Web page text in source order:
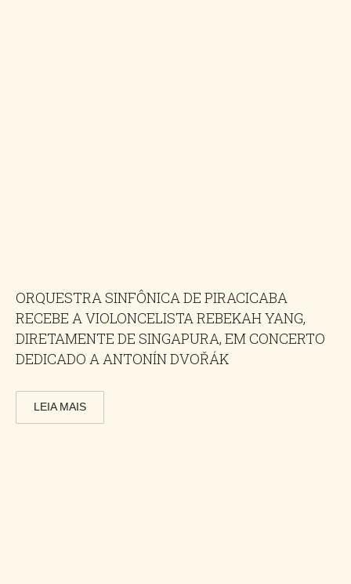
ORQUESTRA SINFÔNICA DE PIRACICABA
RECEBE A VIOLONCELISTA REBEKAH YANG,
DIRETAMENTE DE SINGAPURA, EM CONCERTO
DEDICADO A ANTONÍN DVOŘÁK
LEIA MAIS